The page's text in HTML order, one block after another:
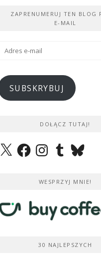
ZAPRENUMERUJ TEN BLOG
E-MAIL
Adres
SUBSKRYBUJ
DOŁĄCZ TUTAJ!
X FacebookInstagramTumblrBluesky
WESPRZYJ MNIE!
30 NAJLEPSZYCH